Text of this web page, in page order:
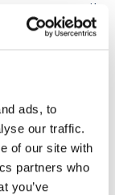
ads, to
our traffic.
of our site with
partners who
you’ve
tutto il
che si
sempre la
il famoso
è
italiani).